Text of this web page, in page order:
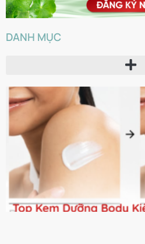
DANH MỤC